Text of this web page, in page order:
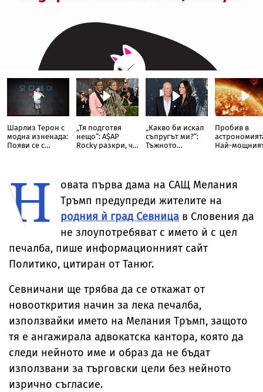
Шарлиз Терон с
модна изненада:
Появи се с
„Тя подготвя
нещо“: A$AP
Rocky разкри, че
„Какво би искал
съпругът ми?“:
Тъжното
юбилея ѝ
Пробив в
Най-
Н овата първа дама на САЩ Мелания
Тръмп предупреди жителите на
родния ѝ град Севница в Словения да
не злоупотребяват с името ѝ с цел
печалба, пише информационният сайт
Политико, цитиран от Танюг.
Севничани ще трябва да се откажат от
новооткрития начин за лека печалба,
използвайки името на Мелания Тръмп, защото
тя е ангажирала адвокатска кантора, която да
следи нейното име и образ да не бъдат
използвани за търговски цели без нейното
изрично съгласие.